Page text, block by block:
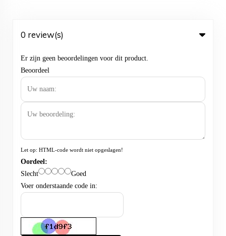
0 review(s)
Er zijn geen beoordelingen voor dit product.
Beoordeel
Let op: HTML-code wordt niet opgeslagen!
Oordeel:
Slecht
Goed
Voer onderstaande code in: